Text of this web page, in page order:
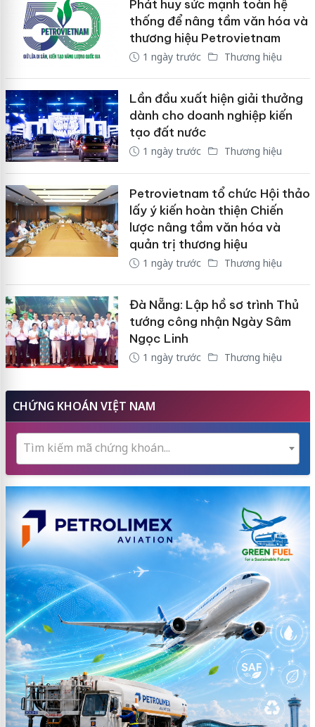
Phát huy sức mạnh toàn hệ
thống để nâng tầm văn hóa và
thương hiệu Petrovietnam
1 ngày trước Thương hiệu
Lần đầu xuất hiện giải thưởng
dành cho doanh nghiệp kiến
tạo đất nước
1 ngày trước Thương hiệu
Petrovietnam tổ chức Hội thảo
lấy ý kiến hoàn thiện Chiến
lược nâng tầm văn hóa và
quản trị thương hiệu
1 ngày trước Thương hiệu
Đà Nẵng: Lập hồ sơ trình Thủ
tướng công nhận Ngày Sâm
Ngọc Linh
1 ngày trước Thương hiệu
CHỨNG KHOÁN VIỆT NAM
Tìm kiếm mã chứng khoán...